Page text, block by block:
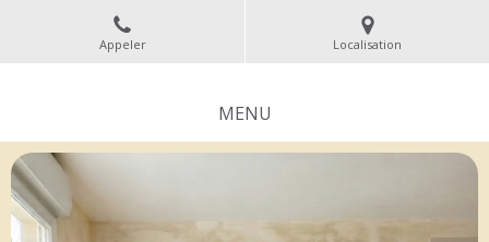
Appeler Localisation
MENU